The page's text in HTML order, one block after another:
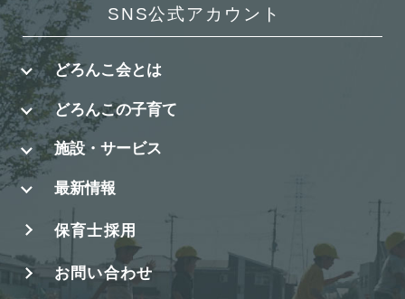
SNS公式アカウント
どろんこ会とは
どろんこの子育て
施設・サービス
最新情報
保育士採用
お問い合わせ